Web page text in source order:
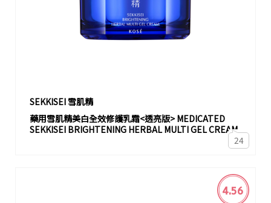
SEKKISEI 雪肌精
藥用雪肌精美白全效修護乳霜<透亮版> MEDICATED
SEKKISEI BRIGHTENING HERBAL MULTI GEL CREAM
24
4.56